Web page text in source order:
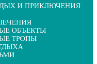
И ПРИКЛЮЧЕНИЯ
ОБЪЕКТЫ
ТРОПЫ